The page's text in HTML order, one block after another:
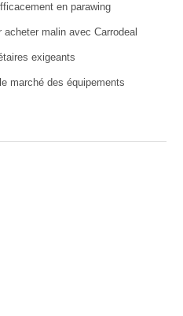
en parawing
malin avec Carrodeal
exigeants
marché des équipements